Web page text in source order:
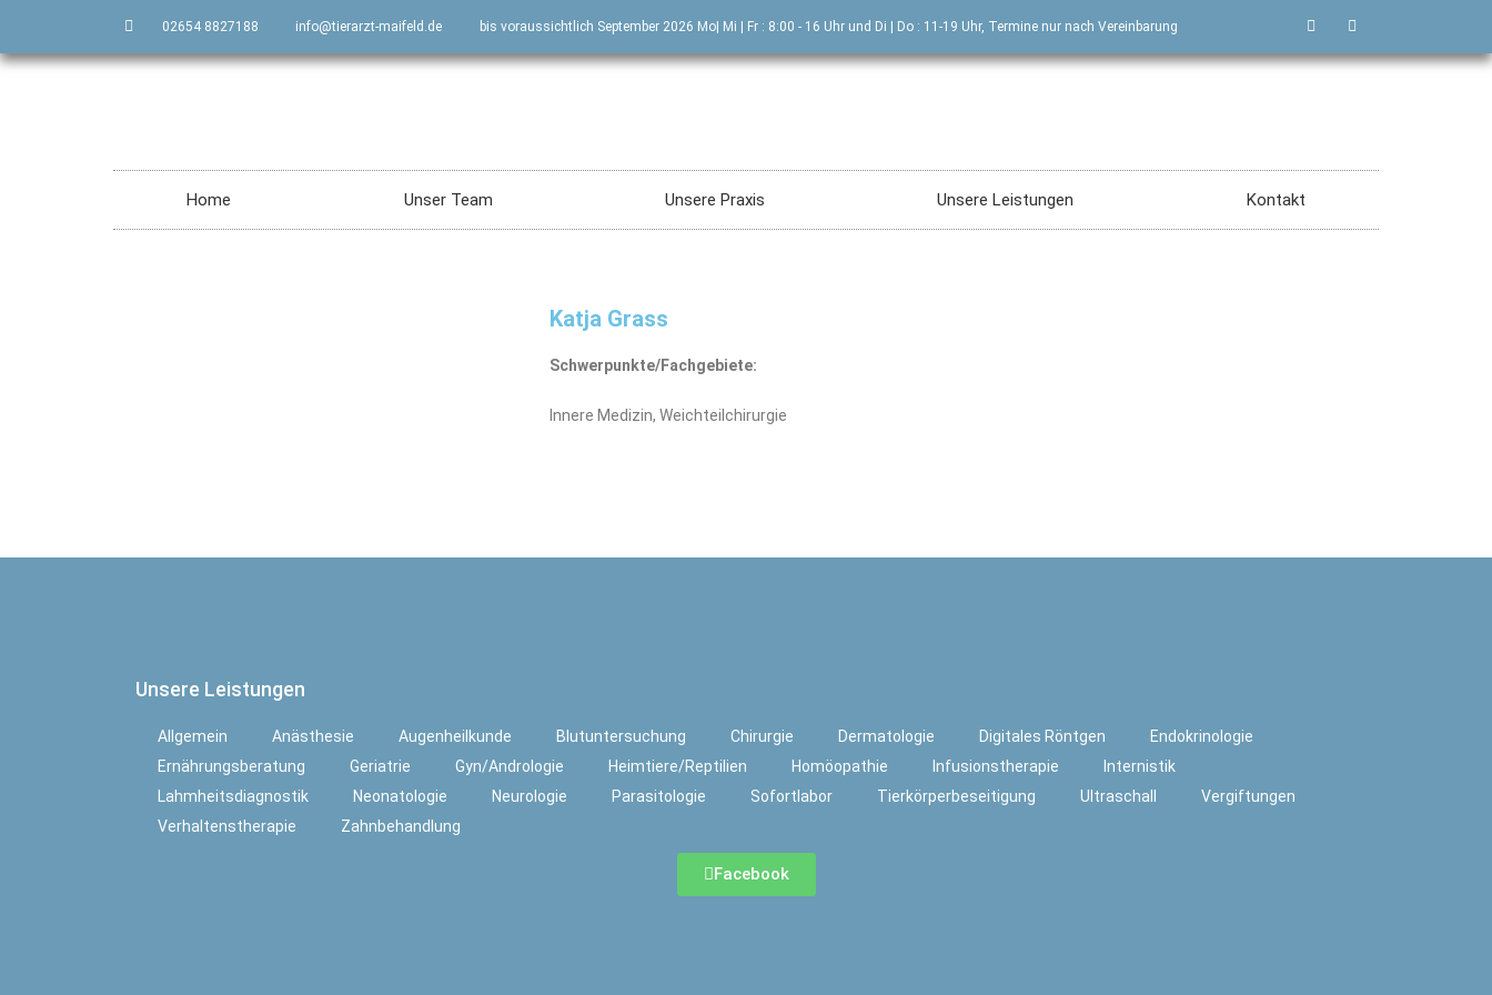
02654 8827188 info@tierarzt-maifeld.de bis voraussichtlich September 2026 Mo| Mi | Fr : 8:00 - 16 Uhr und Di | Do : 11-19 Uhr, Termine nur nach Vereinbarung
Home Unser Team Unsere Praxis Unsere Leistungen Kontakt
Katja Grass
Schwerpunkte/Fachgebiete:
Innere Medizin, Weichteilchirurgie
Unsere Leistungen
Allgemein Anästhesie Augenheilkunde Blutuntersuchung Chirurgie Dermatologie Digitales Röntgen
Endokrinologie
Ernährungsberatung
Geriatrie Gyn/Andrologie Heimtiere/Reptilien Homöopathie Infusionstherapie
Internistik
Lahmheitsdiagnostik
Neonatologie Neurologie Parasitologie Sofortlabor Tierkörperbeseitigung Ultraschall
Vergiftungen
Verhaltenstherapie
Zahnbehandlung
Facebook